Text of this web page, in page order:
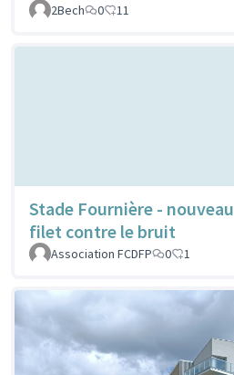
2Bech
0 11
Stade Fournière - nouveau
filet contre le bruit
Association FCDFP
0 1